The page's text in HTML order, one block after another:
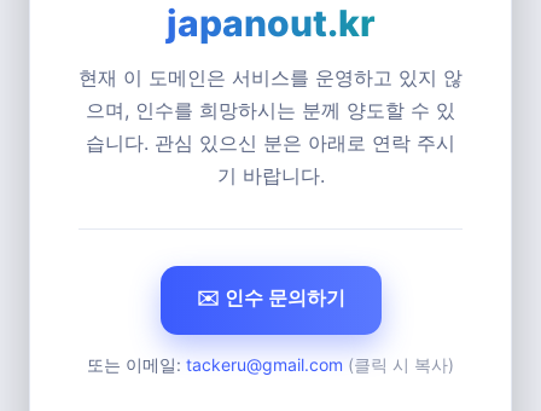
japanout.kr
현재 이 도메인은 서비스를 운영하고 있지 않
으며, 인수를 희망하시는 분께 양도할 수 있
습니다. 관심 있으신 분은 아래로 연락 주시
기 바랍니다.
✉️ 인수 문의하기
또는 이메일: tackeru@gmail.com (클릭 시 복사)